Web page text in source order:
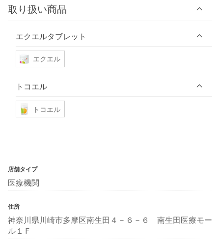
取り扱い商品
エクエルタブレット
エクエル
トコエル
トコエル
店舗タイプ
医療機関
住所
神奈川県川崎市多摩区南生田４－６－６ 南生田医療モー
ル１Ｆ